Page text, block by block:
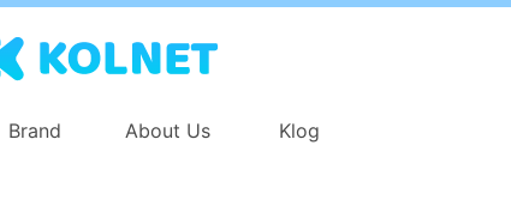
Brand About Us Klog